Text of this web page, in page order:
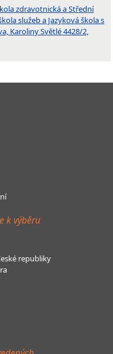
zdravotnická a Střední
služeb a Jazyková škola s
Karoliny Světlé 4428/2,
k výběru
republiky